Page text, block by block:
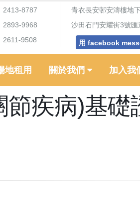
2413-8787
2893-9968
2611-9508
青衣長安邨安濤樓地
沙田石門安耀街3號
用 facebook
地租用 關於我們 加入我
疾病)基礎